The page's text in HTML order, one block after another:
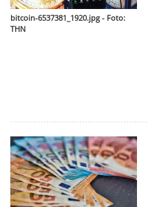
bitcoin-6537381_1920.jpg - Foto:
THN